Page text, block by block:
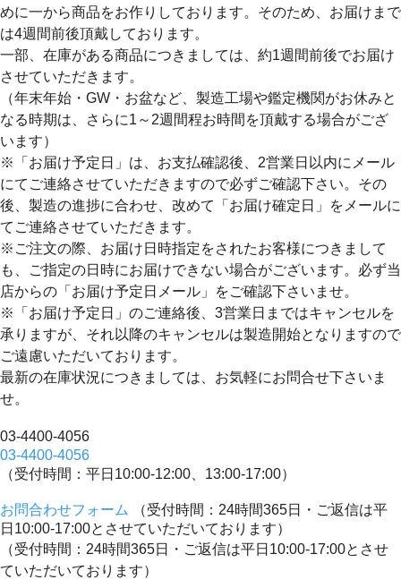
めに一から商品をお作りしております。そのため、 お届けまで
は4週間前後頂戴しております。
一部、在庫がある商品につきましては、約1週間前後でお届け
させていただきます。
（年末年始・GW・お盆など、製造工場や鑑定機関がお休みと
なる時期は、さらに1～2週間程お時間を頂戴する場合がござ
います）
※「お届け予定日」は、お支払確認後、2営業日以内にメール
にてご連絡させていただきますので必ずご確認下さい。その
後、製造の進捗に合わせ、改めて「お届け確定日」をメールに
てご連絡させていただきます。
※ご注文の際、お届け日時指定をされたお客様につきまして
も、ご指定の日時にお届けできない場合がございます。必ず当
店からの「お届け予定日メール」をご確認下さいませ。
※「お届け予定日」のご連絡後、3営業日まではキャンセルを
承りますが、それ以降のキャンセルは製造開始となりますので
ご遠慮いただいております。
最新の在庫状況につきましては、お気軽にお問合せ下さいま
せ。
03-4400-4056
03-4400-4056
（受付時間：平日10:00-12:00、13:00-17:00）
お問合わせフォーム
（受付時間：24時間365日・ご返信は平
日10:00-17:00とさせていただいております）
（受付時間：24時間365日・ご返信は平日10:00-17:00とさせ
ていただいております）